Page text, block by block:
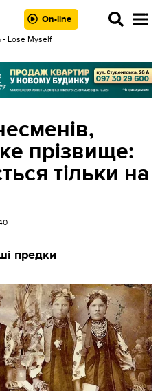
On-line
- Lose Myself
прізвище:
тільки на
предки